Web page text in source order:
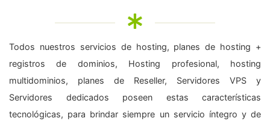
Todos nuestros servicios de hosting, planes de hosting +
registros de dominios, Hosting profesional, hosting
multidominios, planes de Reseller, Servidores VPS y
Servidores dedicados poseen estas características
tecnológicas, para brindar siempre un servicio íntegro y de